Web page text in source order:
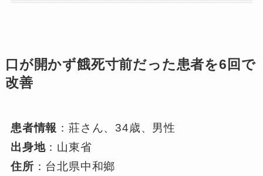
口が開かず餓死寸前だった患者を6回で
改善
患者情報 ：莊さん、34歳、男性
出身地：山東省
住所 ：台北県中和鄉